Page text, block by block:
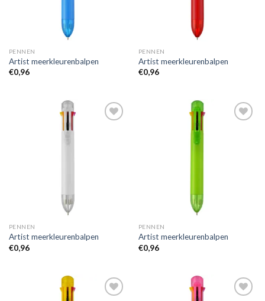
PENNEN
Artist meerkleurenbalpen
€0,96
PENNEN
Artist meerkleurenbalpen
€0,96
PENNEN
Artist meerkleurenbalpen
€0,96
PENNEN
Artist meerkleurenbalpen
€0,96